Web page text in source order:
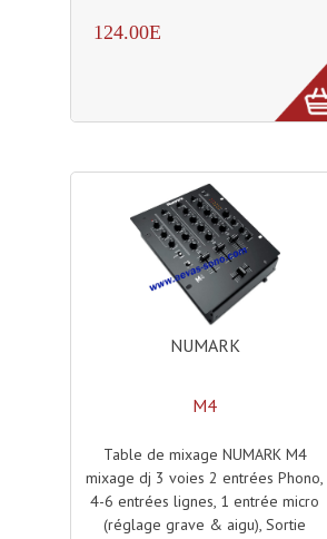
124.00E
NUMARK
M4
Table de mixage NUMARK M4
mixage dj 3 voies 2 entrées Phono,
4-6 entrées lignes, 1 entrée micro
(réglage grave & aigu), Sortie